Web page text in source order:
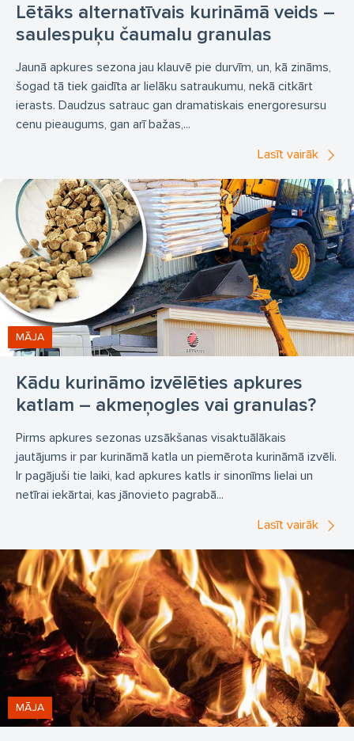
Lētāks alternatīvais kurināmā veids –
saulespuķu čaumalu granulas
Jaunā apkures sezona jau klauvē pie durvīm, un, kā zināms,
šogad tā tiek gaidīta ar lielāku satraukumu, nekā citkārt
ierasts. Daudzus satrauc gan dramatiskais energoresursu
cenu pieaugums, gan arī bažas,...
Lasīt vairāk
Kādu kurināmo izvēlēties apkures
katlam – akmeņogles vai granulas?
MĀJA
Pirms apkures sezonas uzsākšanas visaktuālākais
jautājums ir par kurināmā katla un piemērota kurināmā izvēli.
Ir pagājuši tie laiki, kad apkures katls ir sinonīms lielai un
netīrai iekārtai, kas jānovieto pagrabā...
Lasīt vairāk
MĀJA